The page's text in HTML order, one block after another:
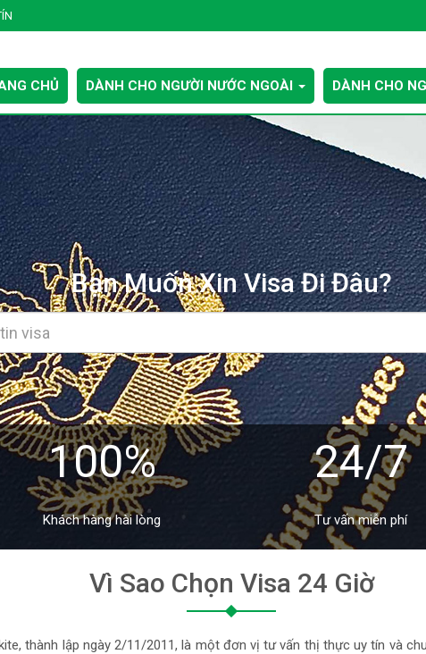
CHỦ DÀNH CHO NGƯỜI NƯỚC NGOÀI DÀNH CHO
Bạn Muốn Xin Visa Đi Đâu?
100%
Khách hàng hài lòng
24/7
Tư vấn miễn phí
Vì Sao Chọn Visa 24 Giờ
thành lập ngày 2/11/2011, là một đơn vị tư vấn thị thực uy tín và